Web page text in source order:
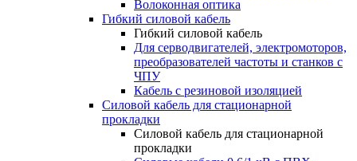
Волоконная оптика
Гибкий силовой кабель
Гибкий силовой кабель
Для серводвигателей, электромоторов,
преобразователей частоты и станков с
ЧПУ
Кабель с резиновой изоляцией
Силовой кабель для стационарной
прокладки
Силовой кабель для стационарной
прокладки